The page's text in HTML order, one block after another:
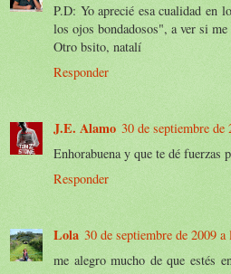
P.D: Yo aprecié esa cualidad en
los ojos bondadosos", a ver si me
Otro bsito, natalí
Responder
J.E. Alamo 30 de septiembre de
Enhorabuena y que te dé fuerzas
Responder
Lola 30 de septiembre de 2009 a
me alegro mucho de que estés